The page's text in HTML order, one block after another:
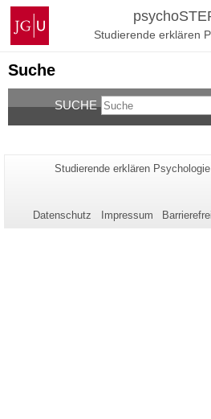
Zum
Inhalt
springen
Johannes
Gutenberg-
Universität
Mainz
Studierende erklären
Suche
SUCHE
Seiten-
Studierende erklären Psychologie
Datenschutz Impressum